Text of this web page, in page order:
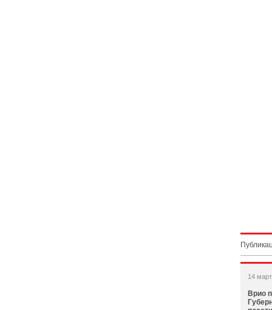
14
Врио